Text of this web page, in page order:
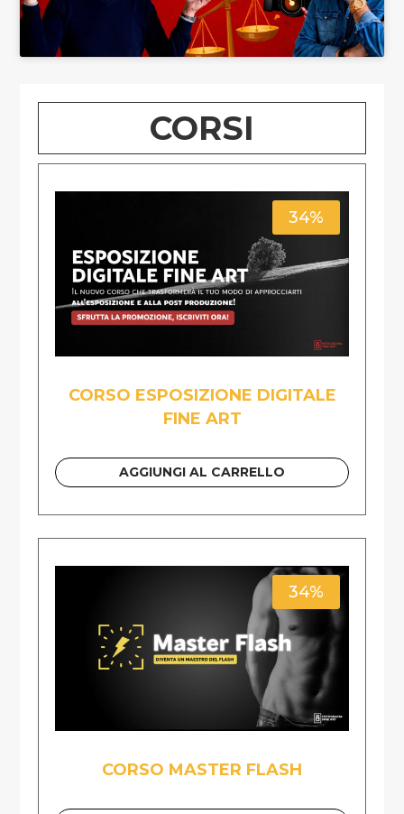
CORSI
34%
CORSO ESPOSIZIONE DIGITALE
FINE ART
AGGIUNGI AL CARRELLO
34%
CORSO MASTER FLASH